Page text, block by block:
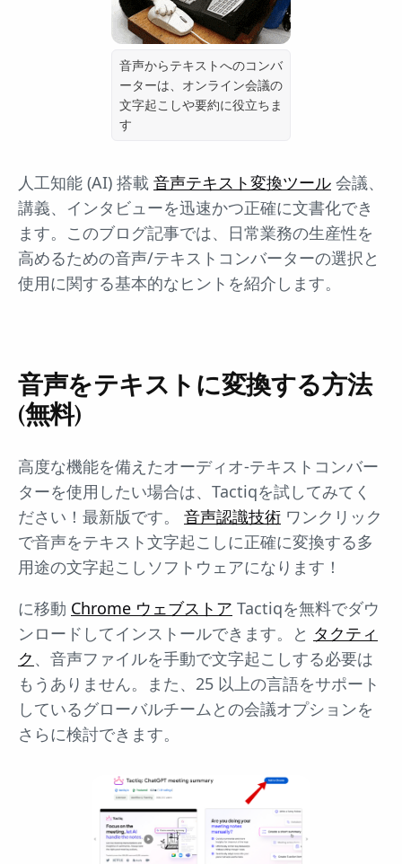
音声からテキストへのコンバ
ーターは、オンライン会議の
文字起こしや要約に役立ちま
す
人工知能 (AI) 搭載 音声テキスト変換ツール 会議、
講義、インタビューを迅速かつ正確に文書化でき
ます。このブログ記事では、日常業務の生産性を
高めるための音声/テキストコンバーターの選択と
使用に関する基本的なヒントを紹介します。
音声をテキストに変換する方法
(無料)
高度な機能を備えたオーディオ-テキストコンバー
ターを使用したい場合は、Tactiqを試してみてく
ださい！最新版です。 音声認識技術 ワンクリック
で音声をテキスト文字起こしに正確に変換する多
用途の文字起こしソフトウェアになります！
に移動 Chrome ウェブストア Tactiqを無料でダウ
ンロードしてインストールできます。と タクティ
ク 、音声ファイルを手動で文字起こしする必要は
もうありません。また、25 以上の言語をサポート
しているグローバルチームとの会議オプションを
さらに検討できます。